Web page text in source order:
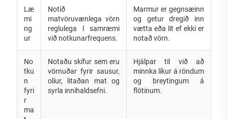
Læ
mi
ng
ur
Notið
matvöruvænlega vörn
reglulega í samræmi
við notkunarfrequens.
Marmur er gegnsæinn
og getur dregið inn
vætta eða lit ef ekki er
notað vörn.
No
tku
n
fyri
r
ma
Notaðu skífur sem eru
vörnuðar fyrir sausur,
olíur, litaðan mat og
syrla innihaldsefni.
Hjálpar til við að
minnka líkur á röndum
og breytingum á
flötinum.